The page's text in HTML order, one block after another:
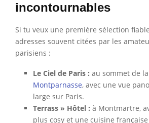
incontournables
Si tu veux une première sélection
adresses souvent citées par les
parisiens :
Le Ciel de Paris : au sommet de
Montparnasse, avec une vue
large sur Paris.
Terrass » Hôtel : à Montmartre,
plus cosy et une cuisine